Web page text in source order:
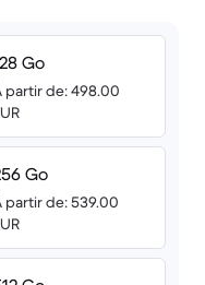
Go
partir de: 498.00
Go
partir de: 539.00